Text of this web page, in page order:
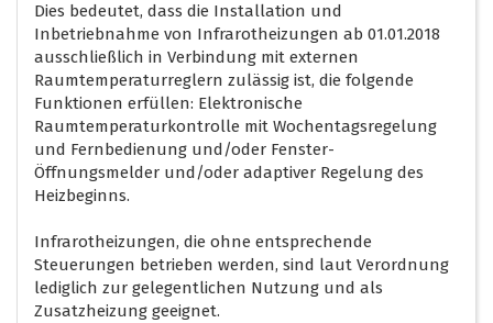
Dies bedeutet, dass die Installation und
Inbetriebnahme von Infrarotheizungen ab 01.01.2018
ausschließlich in Verbindung mit externen
Raumtemperaturreglern zulässig ist, die folgende
Funktionen erfüllen: Elektronische
Raumtemperaturkontrolle mit Wochentagsregelung
und Fernbedienung und/oder Fenster-
Öffnungsmelder und/oder adaptiver Regelung des
Heizbeginns.
Infrarotheizungen, die ohne entsprechende
Steuerungen betrieben werden, sind laut Verordnung
lediglich zur gelegentlichen Nutzung und als
Zusatzheizung geeignet.